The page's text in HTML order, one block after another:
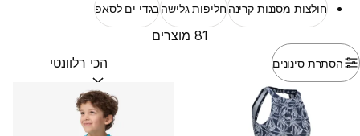
חולצות מסננות קרינהחליפות גלישהבגדי ים לסאפ
הסתרת סינונים
81 מוצרים
מיין לפי:(optional)